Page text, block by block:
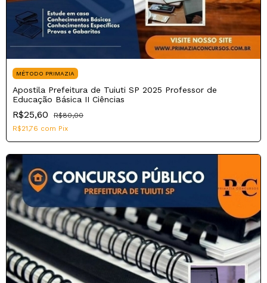
MÉTODO PRIMAZIA
Apostila Prefeitura de Tuiuti SP 2025 Professor de
Educação Básica II Ciências
R$25,60
R$80,00
R$21,76 com Pix